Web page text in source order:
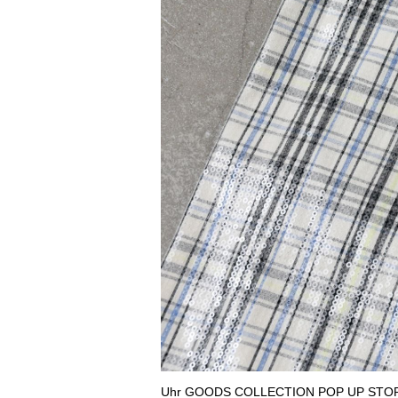
Uhr GOODS COLLECTION POP UP